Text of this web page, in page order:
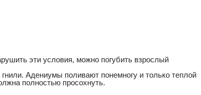
эти условия, можно погубить взрослый
Адениумы поливают понемногу и только теплой
полностью просохнуть.